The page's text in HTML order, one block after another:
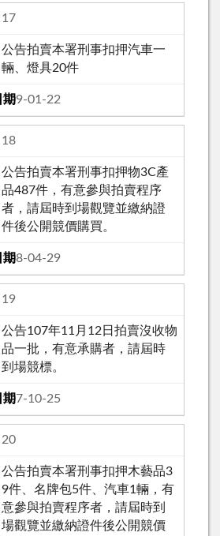
17
公告拍賣本署刑事扣押汽車一
輛、燈具20件
109-01-22
18
公告拍賣本署刑事扣押物3C產
品487件，有意參與拍賣程序
者，請屆時到場觀覽並繳納證
件後公開競價購買。
108-04-29
19
公告107年11月12日拍賣沒收物
品一批，有意承購者，請屆時
到場競標。
107-10-25
20
公告拍賣本署刑事扣押木藝品3
9件、名牌包5件、汽車1輛，有
意參與拍賣程序者，請屆時到
場觀覽並繳納證件後公開競價